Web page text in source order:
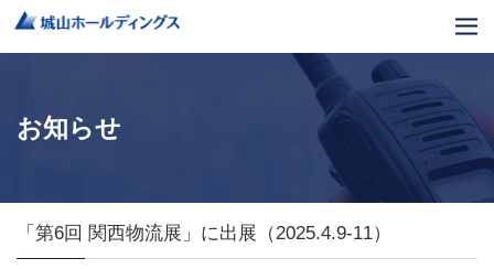
お知らせ
「第6回 関西物流展」に出展（2025.4.9-11）